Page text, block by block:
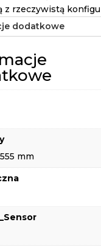
z rzeczywistą
dodatkowe
mm